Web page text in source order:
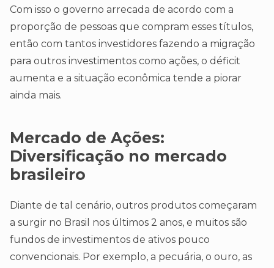
Com isso o governo arrecada de acordo com a
proporção de pessoas que compram esses títulos,
então com tantos investidores fazendo a migração
para outros investimentos como ações, o déficit
aumenta e a situação econômica tende a piorar
ainda mais.
Mercado de Ações:
Diversificação no mercado
brasileiro
Diante de tal cenário, outros produtos começaram
a surgir no Brasil nos últimos 2 anos, e muitos são
fundos de investimentos de ativos pouco
convencionais. Por exemplo, a pecuária, o ouro, as